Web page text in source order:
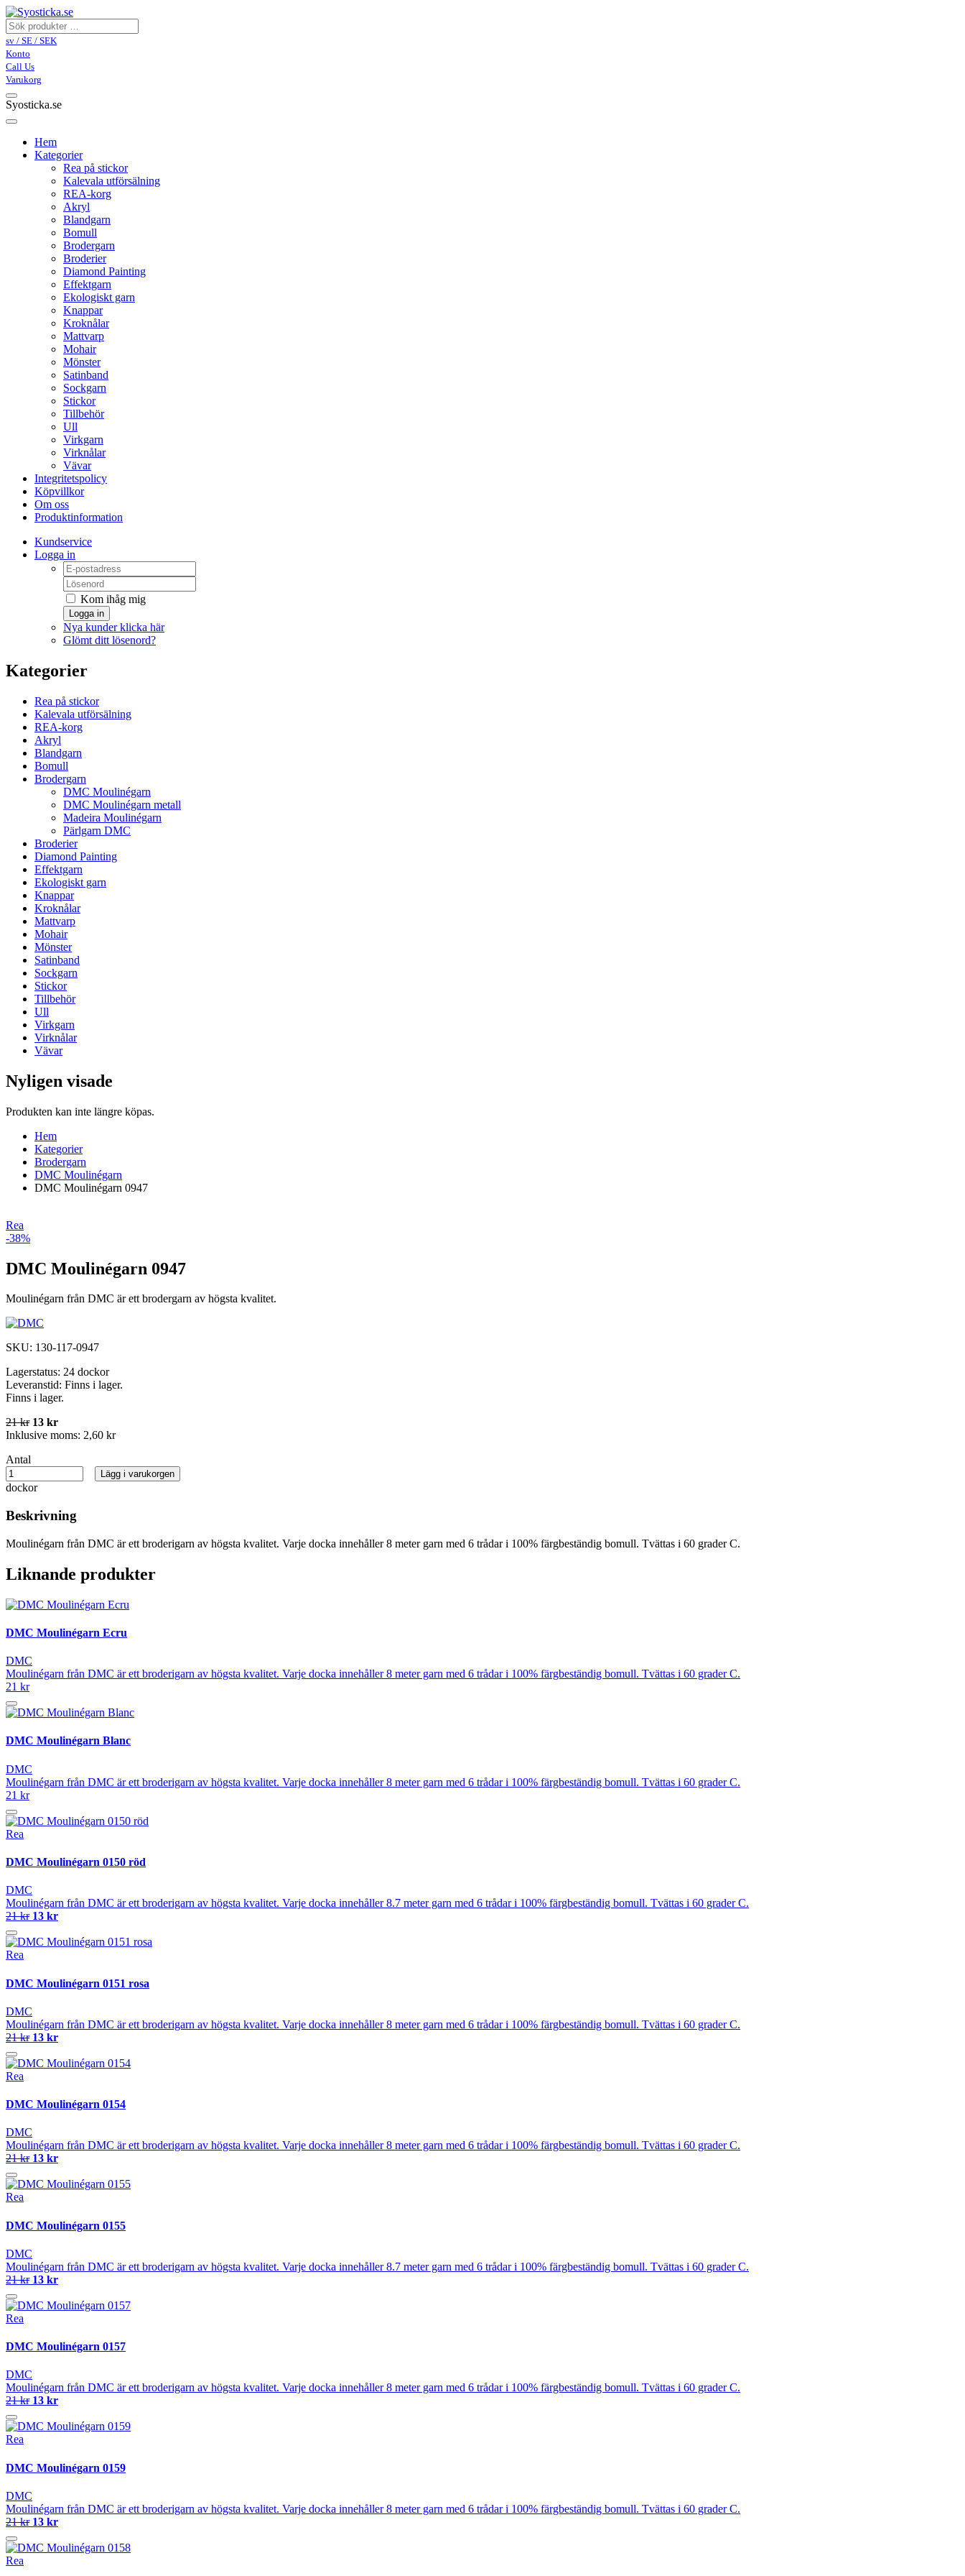
sv / SE / SEK
Konto
Call Us
Varukorg
Syosticka.se
Hem
Kategorier
Rea på stickor
Kalevala utförsälning
REA-korg
Akryl
Blandgarn
Bomull
Brodergarn
Broderier
Diamond Painting
Effektgarn
Ekologiskt garn
Knappar
Kroknålar
Mattvarp
Mohair
Mönster
Satinband
Sockgarn
Stickor
Tillbehör
Ull
Virkgarn
Virknålar
Vävar
Integritetspolicy
Köpvillkor
Om oss
Produktinformation
Kundservice
Logga in
Kom ihåg mig
Logga in
Nya kunder klicka här
Glömt ditt lösenord?
Kategorier
Rea på stickor
Kalevala utförsälning
REA-korg
Akryl
Blandgarn
Bomull
Brodergarn
DMC Moulinégarn
DMC Moulinégarn metall
Madeira Moulinégarn
Pärlgarn DMC
Broderier
Diamond Painting
Effektgarn
Ekologiskt garn
Knappar
Kroknålar
Mattvarp
Mohair
Mönster
Satinband
Sockgarn
Stickor
Tillbehör
Ull
Virkgarn
Virknålar
Vävar
Nyligen visade
Produkten kan inte längre köpas.
Hem
Kategorier
Brodergarn
DMC Moulinégarn
DMC Moulinégarn 0947
Rea
-38%
DMC Moulinégarn 0947
Moulinégarn från DMC är ett brodergarn av högsta kvalitet.
SKU: 130-117-0947
Lagerstatus: 24 dockor
Leveranstid: Finns i lager.
Finns i lager.
21 kr 13 kr
Inklusive moms: 2,60 kr
Antal
dockor
Lägg i varukorgen
Beskrivning
Moulinégarn från DMC är ett broderigarn av högsta kvalitet. Varje docka innehåller 8 meter garn med 6 trådar i 100% färgbeständig bomull. Tvättas i 60 grader C.
Liknande produkter
DMC Moulinégarn Ecru
DMC
Moulinégarn från DMC är ett broderigarn av högsta kvalitet. Varje docka innehåller 8 meter garn med 6 trådar i 100% färgbeständig bomull. Tvättas i 60 grader C.
21 kr
DMC Moulinégarn Blanc
DMC
Moulinégarn från DMC är ett broderigarn av högsta kvalitet. Varje docka innehåller 8 meter garn med 6 trådar i 100% färgbeständig bomull. Tvättas i 60 grader C.
21 kr
Rea
DMC Moulinégarn 0150 röd
DMC
Moulinégarn från DMC är ett broderigarn av högsta kvalitet. Varje docka innehåller 8.7 meter garn med 6 trådar i 100% färgbeständig bomull. Tvättas i 60 grader C.
21 kr 13 kr
Rea
DMC Moulinégarn 0151 rosa
DMC
Moulinégarn från DMC är ett broderigarn av högsta kvalitet. Varje docka innehåller 8 meter garn med 6 trådar i 100% färgbeständig bomull. Tvättas i 60 grader C.
21 kr 13 kr
Rea
DMC Moulinégarn 0154
DMC
Moulinégarn från DMC är ett broderigarn av högsta kvalitet. Varje docka innehåller 8 meter garn med 6 trådar i 100% färgbeständig bomull. Tvättas i 60 grader C.
21 kr 13 kr
Rea
DMC Moulinégarn 0155
DMC
Moulinégarn från DMC är ett broderigarn av högsta kvalitet. Varje docka innehåller 8.7 meter garn med 6 trådar i 100% färgbeständig bomull. Tvättas i 60 grader C.
21 kr 13 kr
Rea
DMC Moulinégarn 0157
DMC
Moulinégarn från DMC är ett broderigarn av högsta kvalitet. Varje docka innehåller 8 meter garn med 6 trådar i 100% färgbeständig bomull. Tvättas i 60 grader C.
21 kr 13 kr
Rea
DMC Moulinégarn 0159
DMC
Moulinégarn från DMC är ett broderigarn av högsta kvalitet. Varje docka innehåller 8 meter garn med 6 trådar i 100% färgbeständig bomull. Tvättas i 60 grader C.
21 kr 13 kr
Rea